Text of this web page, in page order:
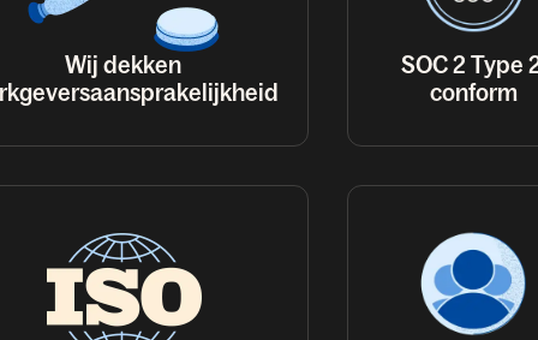
Wij dekken
SOC 2 Type
conform